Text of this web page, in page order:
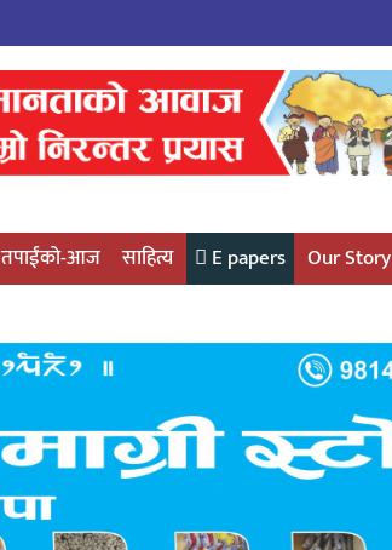
तपाईंको-आज साहित्य E papers Our Story